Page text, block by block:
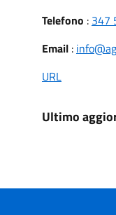
Telefono : 347
Email:
URL
Ultimo